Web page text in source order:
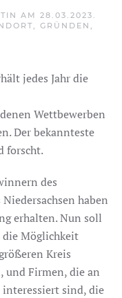
AM 28.03.2023
GRÜNDEN
jedes Jahr die
Wettbewerben
Der bekannteste
forscht.
des
haben
erhalten. Nun soll
die Möglichkeit
Kreis
und Firmen, die an
sind, die